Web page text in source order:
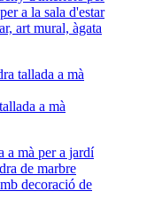
art mural, àgata
a mà
decoració de